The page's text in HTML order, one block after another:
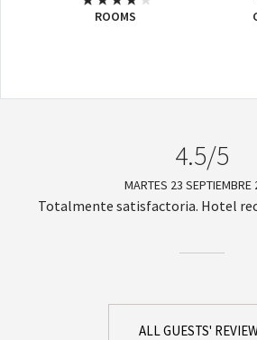
ROOMS
4.5/5
MARTES 23 SEPTIEMBRE
Totalmente satisfactoria. Hotel
ALL GUESTS'